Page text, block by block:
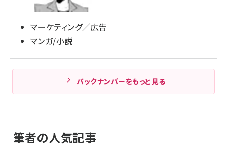
マーケティング／広告
マンガ/小説
バックナンバーをもっと見る
筆者の人気記事